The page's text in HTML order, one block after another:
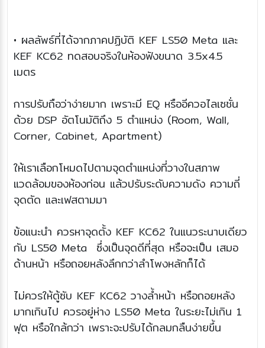
• ผลลัพธ์ที่ได้จากภาคปฏิบัติ KEF LS50 Meta และ
KEF KC62 ทดสอบจริงในห้องฟังขนาด 3.5x4.5
เมตร
การปรับถือว่าง่ายมาก เพราะมี EQ หรืออีควอไลเซชั่น
ด้วย DSP อัตโนมัติถึง 5 ตำแหน่ง (Room, Wall,
Corner, Cabinet, Apartment)
ให้เราเลือกโหมดไปตามจุดตำแหน่งที่วางในสภาพ
แวดล้อมของห้องก่อน แล้วปรับระดับความดัง ความถี่
จุดตัด และเฟสตามมา
ข้อแนะนำ ควรหาจุดตั้ง KEF KC62 ในแนวระนาบเดียว
กับ LS50 Meta ซึ่งเป็นจุดดีที่สุด หรือจะเป็น เสมอ
ด้านหน้า หรือถอยหลังลึกกว่าลำโพงหลักก็ได้
ไม่ควรให้ตู้ซับ KEF KC62 วางล้ำหน้า หรือถอยหลัง
มากเกินไป ควรอยู่ห่าง LS50 Meta ในระยะไม่เกิน 1
ฟุต หรือใกล้กว่า เพราะจะปรับได้กลมกลืนง่ายขึ้น